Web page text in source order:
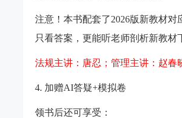
注意！本书配套了2026版新教材
只看答案，更能听老师剖析新教材
法规主讲：唐忍；管理主讲：赵春
4. 加赠AI答疑+模拟卷
领书后还可享受：